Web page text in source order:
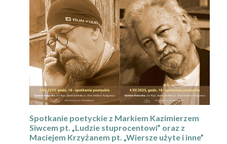
Spotkanie poetyckie z Markiem Kazimierzem
Siwcem pt. „Ludzie stuprocentowi” oraz z
Maciejem Krzyżanem pt. „Wiersze użyte i inne”